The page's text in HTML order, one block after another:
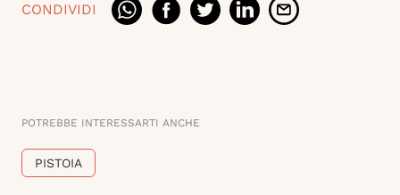
CONDIVIDI
POTREBBE INTERESSARTI ANCHE
PISTOIA